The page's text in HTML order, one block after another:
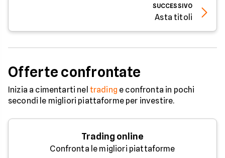
SUCCESSIVO
Asta titoli
Offerte confrontate
Inizia a cimentarti nel trading e confronta in pochi
secondi le migliori piattaforme per investire.
Trading online
Confronta le migliori piattaforme